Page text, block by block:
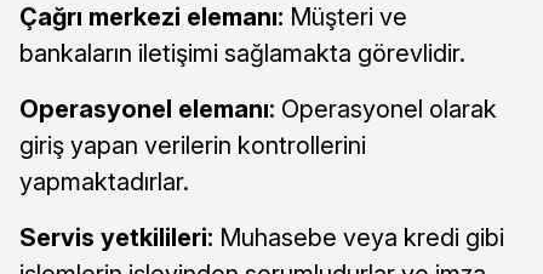
Çağrı merkezi elemanı: Müşteri ve
bankaların iletişimi sağlamakta görevlidir.
Operasyonel elemanı: Operasyonel olarak
giriş yapan verilerin kontrollerini
yapmaktadırlar.
Servis yetkilileri: Muhasebe veya kredi gibi